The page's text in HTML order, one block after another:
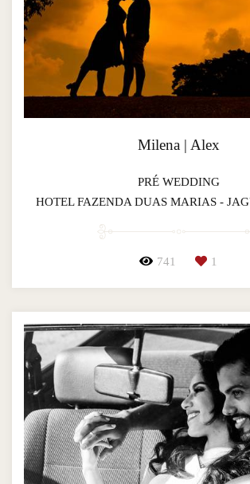
Milena | Alex
PRÉ WEDDING
HOTEL FAZENDA DUAS MARIAS -
741 1